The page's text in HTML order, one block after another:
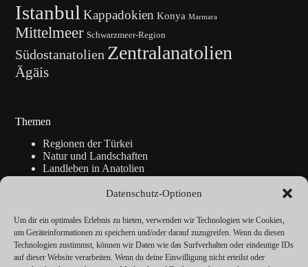
Datenschutz-Optionen
Um dir ein optimales Erlebnis zu bieten, verwenden wir Technologien wie Cookies,
um Geräteinformationen zu speichern und/oder darauf zuzugreifen. Wenn du diesen
Technologien zustimmst, können wir Daten wie das Surfverhalten oder eindeutige IDs
auf dieser Website verarbeiten. Wenn du deine Einwilligung nicht erteilst oder
Istanbul Kappadokien Konya Marmara
Mittelmeer Schwarzmeer-Region
Südostanatolien Zentralanatolien
Ägäis
Themen
Regionen der Türkei
Natur und Landschaften
Landleben in Anatolien
Blickpunkte
Reise-Info